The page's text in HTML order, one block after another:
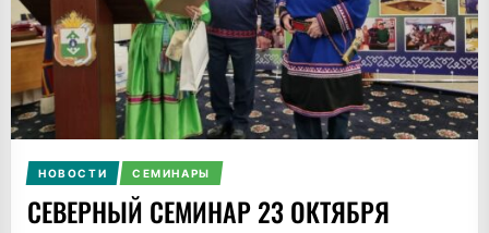
НОВОСТИ СЕМИНАРЫ
СЕВЕРНЫЙ СЕМИНАР 23 ОКТЯБРЯ